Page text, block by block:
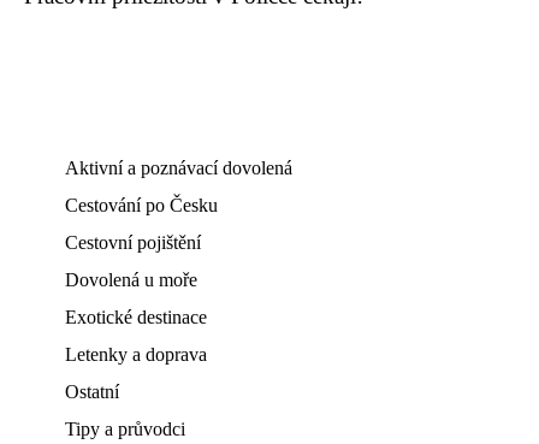
Aktivní a poznávací dovolená
Cestování po Česku
Cestovní pojištění
Dovolená u moře
Exotické destinace
Letenky a doprava
Ostatní
Tipy a průvodci